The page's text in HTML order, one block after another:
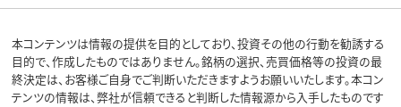
本コンテンツは情報の提供を目的としており、投資その他の行動を勧誘する
目的で、作成したものではありません。銘柄の選択、売買価格等の投資の最
終決定は、お客様ご自身でご判断いただきますようお願いいたします。本コン
テンツの情報は、弊社が信頼できると判断した情報源から入手したものです